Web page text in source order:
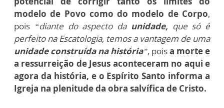
modelo de Povo como do modelo de Corpo,
pois “diante do aspecto da unidade, que só é
perfeito na Escatologia, temos a vantagem de uma
unidade construída na história”, poisa morte e
a ressurreição de Jesus aconteceram no aqui e
agora da história, e o Espírito Santo informa a
Igreja na plenitude da obra salvífica de Cristo.